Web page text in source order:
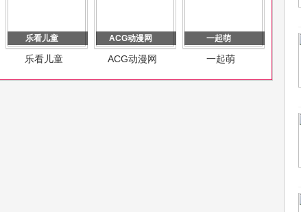
乐看儿童
乐看儿童
ACG动漫网
ACG动漫网
一起萌
一起萌